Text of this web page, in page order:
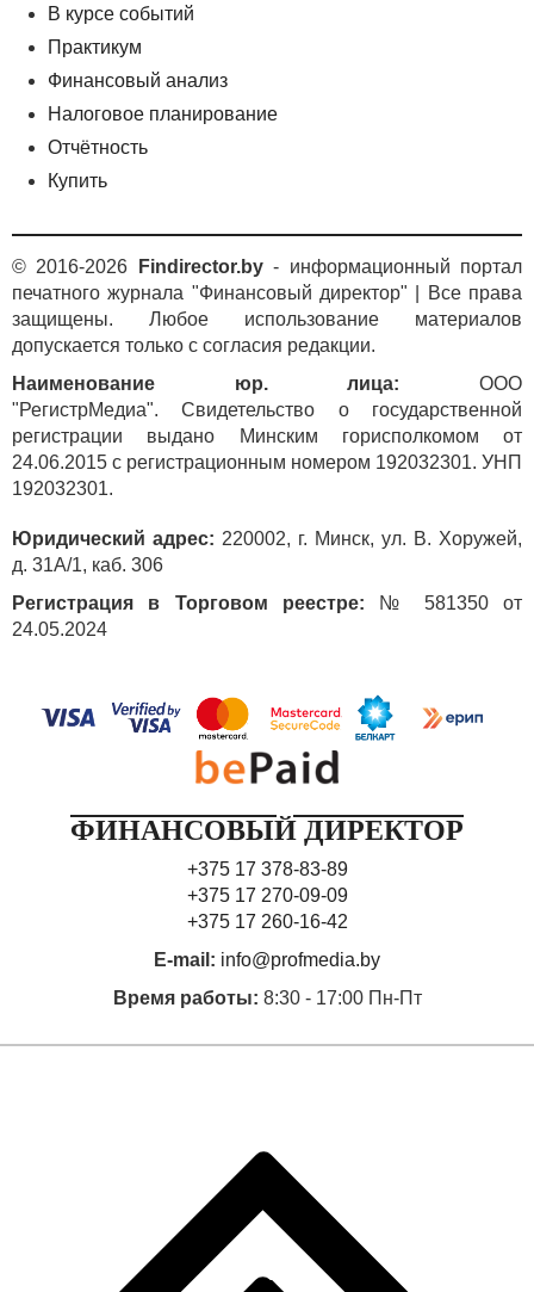
В курсе событий
Практикум
Финансовый анализ
Налоговое планирование
Отчётность
Купить
© 2016-2026 Findirector.by- информационный портал
печатного журнала "Финансовый директор" | Все права
защищены. Любое использование материалов
допускается только с согласия редакции.
Наименование юр. лица: ООО
"РегистрМедиа". Свидетельство о государственной
регистрации выдано Минским горисполкомом от
24.06.2015 с регистрационным номером 192032301. УНП
192032301.
Юридический адрес: 220002, г. Минск, ул. В. Хоружей,
д. 31А/1, каб. 306
Регистрация в Торговом реестре: № 581350 от
24.05.2024
ФИНАНСОВЫЙ ДИРЕКТОР
+375 17 378-83-89
+375 17 270-09-09
+375 17 260-16-42
E-mail: info@profmedia.by
Время работы: 8:30 - 17:00 Пн-Пт